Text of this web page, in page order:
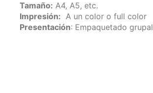
Tamaño: A4, A5, etc.
Impresión: A un color o full color
Presentación: Empaquetado grupal